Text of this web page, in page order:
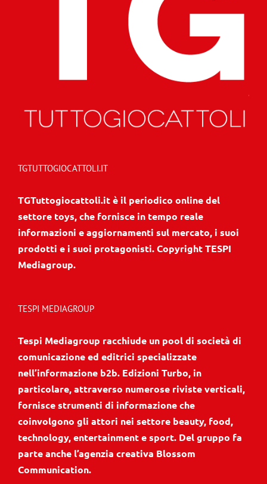
TGTUTTOGIOCATTOLI.IT
TGTuttogiocattoli.it è il periodico online del
settore toys, che fornisce in tempo reale
informazioni e aggiornamenti sul mercato, i suoi
prodotti e i suoi protagonisti. Copyright TESPI
Mediagroup.
TESPI MEDIAGROUP
Tespi Mediagroup racchiude un pool di società di
comunicazione ed editrici specializzate
nell’informazione b2b. Edizioni Turbo, in
particolare, attraverso numerose riviste verticali,
fornisce strumenti di informazione che
coinvolgono gli attori nei settore beauty, food,
technology, entertainment e sport. Del gruppo fa
parte anche l’agenzia creativa Blossom
Communication.